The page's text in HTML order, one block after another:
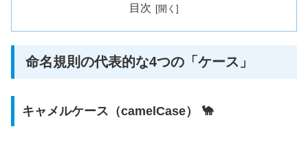
目次
命名規則の代表的な4つの「ケース」
キャメルケース（camelCase） 🐪